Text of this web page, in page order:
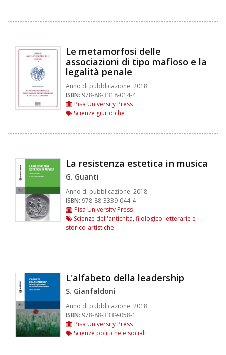
Le metamorfosi delle
associazioni di tipo mafioso e la
legalità penale
Anno di pubblicazione: 2018
ISBN: 978-88-3318-014-4
Pisa University Press
Scienze giuridiche
La resistenza estetica in musica
G. Guanti
Anno di pubblicazione: 2018
ISBN: 978-88-3339-044-4
Pisa University Press
Scienze dell'antichità, filologico-letterarie e
storico-artistiche
L'alfabeto della leadership
S. Gianfaldoni
Anno di pubblicazione: 2018
ISBN: 978-88-3339-058-1
Pisa University Press
Scienze politiche e sociali